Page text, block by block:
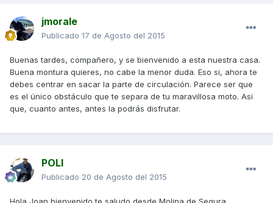
jmorale
Publicado 17 de Agosto del 2015
Buenas tardes, compañero, y se bienvenido a esta nuestra casa.
Buena montura quieres, no cabe la menor duda. Eso si, ahora te
debes centrar en sacar la parte de circulación. Parece ser que
es el único obstáculo que te separa de tu maravillosa moto. Asi
que, cuanto antes, antes la podrás disfrutar.
POLI
Publicado 20 de Agosto del 2015